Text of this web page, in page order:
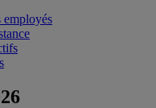
employés